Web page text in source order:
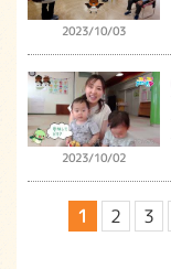
2023/10/03
2023/10/02
1 2 3